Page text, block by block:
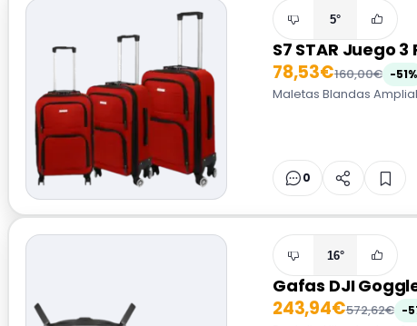
5°
S7 STAR Juego 3
78,53€160,00€ -51%
Maletas Blandas
0
16°
Gafas DJI
243,94€572,62€ -